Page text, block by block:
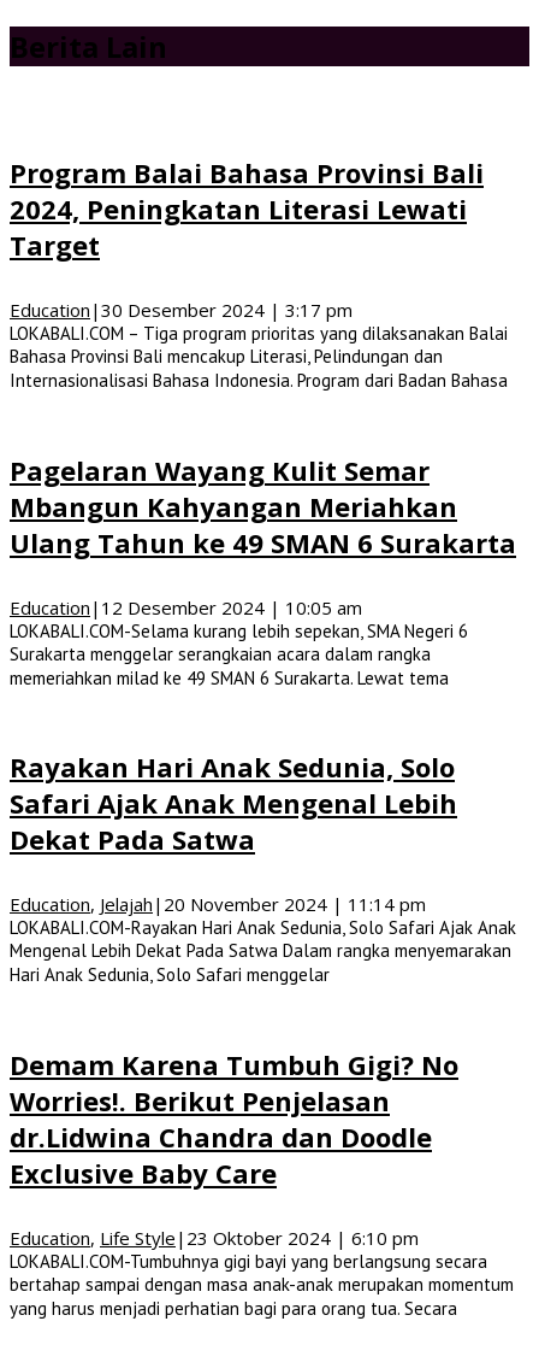
Berita Lain
Program Balai Bahasa Provinsi Bali
2024, Peningkatan Literasi Lewati
Target
Education | 30 Desember 2024 | 3:17 pm
LOKABALI.COM – Tiga program prioritas yang dilaksanakan Balai
Bahasa Provinsi Bali mencakup Literasi, Pelindungan dan
Internasionalisasi Bahasa Indonesia. Program dari Badan Bahasa
Pagelaran Wayang Kulit Semar
Mbangun Kahyangan Meriahkan
Ulang Tahun ke 49 SMAN 6 Surakarta
Education | 12 Desember 2024 | 10:05 am
LOKABALI.COM-Selama kurang lebih sepekan, SMA Negeri 6
Surakarta menggelar serangkaian acara dalam rangka
memeriahkan milad ke 49 SMAN 6 Surakarta. Lewat tema
Rayakan Hari Anak Sedunia, Solo
Safari Ajak Anak Mengenal Lebih
Dekat Pada Satwa
Education, Jelajah | 20 November 2024 | 11:14 pm
LOKABALI.COM-Rayakan Hari Anak Sedunia, Solo Safari Ajak Anak
Mengenal Lebih Dekat Pada Satwa Dalam rangka menyemarakan
Hari Anak Sedunia, Solo Safari menggelar
Demam Karena Tumbuh Gigi? No
Worries!. Berikut Penjelasan
dr.Lidwina Chandra dan Doodle
Exclusive Baby Care
Education, Life Style | 23 Oktober 2024 | 6:10 pm
LOKABALI.COM-Tumbuhnya gigi bayi yang berlangsung secara
bertahap sampai dengan masa anak-anak merupakan momentum
yang harus menjadi perhatian bagi para orang tua. Secara